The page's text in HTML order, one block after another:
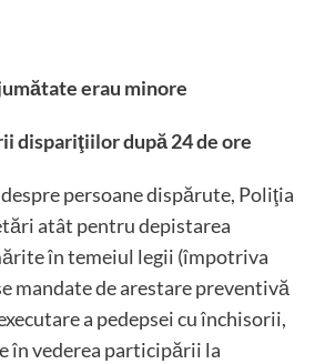
erau minore
dispariţiilor după 24 de ore
persoane dispărute, Poliţia
atât pentru depistarea
în temeiul legii (împotriva
mandate de arestare preventivă
a pedepsei cu închisorii,
în vederea participării la